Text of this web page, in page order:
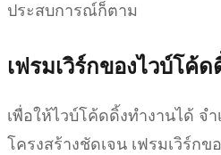
ประสบการณ์ก็ตาม
เฟรมเวิร์กของไวบ์โค้ด
เพื่อให้ไวบ์โค้ดดิ้งทำงานได้ จ
โครงสร้างชัดเจน เฟรมเวิร์ก